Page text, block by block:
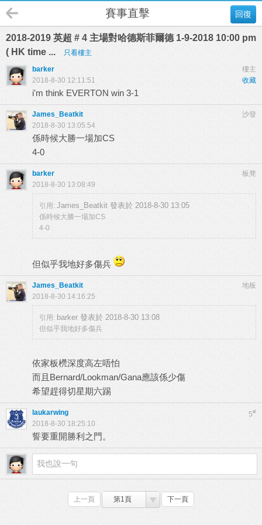
回復
賽事直擊
2018-2019 英超 # 4 主場對哈德斯菲爾德 1-9-2018 10:00 pm
( HK time ...
只看樓主
樓主
barker
收藏
2018-8-30 12:11:51
i'm think EVERTON win 3-1
沙發
James_Beatkit
2018-8-30 13:05:54
係時候大勝一場加CS
4-0
板凳
barker
2018-8-30 13:08:49
引用: James_Beatkit 發表於 2018-8-30 13:05
係時候大勝一場加CS
4-0
但似乎我地好多傷兵
地板
James_Beatkit
2018-8-30 14:16:25
引用: barker 發表於 2018-8-30 13:08
但似乎我地好多傷兵
依家板橩深度高左唔怕
而且Bernard/Lookman/Gana應該係少傷
希望趕得切星期六踢
5#
laukarwing
2018-8-30 18:25:10
誓要重開勝利之門。
上一頁 第1頁 下一頁